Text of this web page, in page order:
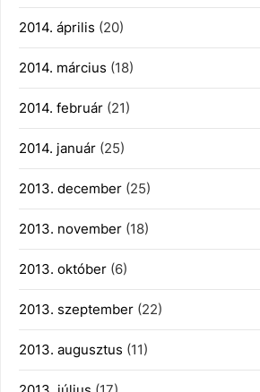
2014. április (20)
2014. március (18)
2014. február (21)
2014. január (25)
2013. december (25)
2013. november (18)
2013. október (6)
2013. szeptember (22)
2013. augusztus (11)